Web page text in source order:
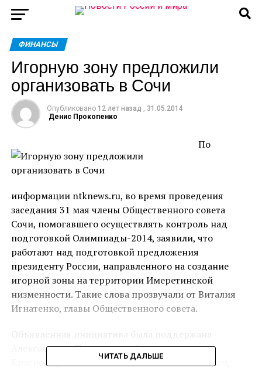
ФИНАНСЫ
Игорную зону предложили
организовать в Сочи
Опубликовано 12 лет назад , 31.05.2014
Денис Прокопенко
По
информации ntknews.ru, во время проведения
заседания 31 мая члены Общественного совета
Сочи, помогавшего осуществлять контроль над
подготовкой Олимпиады-2014, заявили, что
работают над подготовкой предложения
президенту России, направленного на создание
игорной зоны на территории Имеретинской
низменности. Такие слова прозвучали от Виталия
Игнатенко, главы Общественного совета.
Александром Ткачевым, губернатором
Краснодарского края, и Анатолием Пахомовым,
ЧИТАТЬ ДАЛЬШЕ